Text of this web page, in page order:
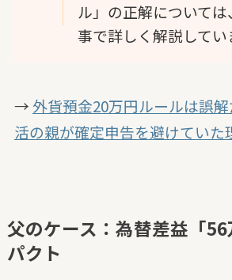
ル」の正解について
事で詳しく解説してい
→ 外貨預金20万円ルールは誤
活の親が確定申告を避けていた
父のケース：為替差益「
パクト